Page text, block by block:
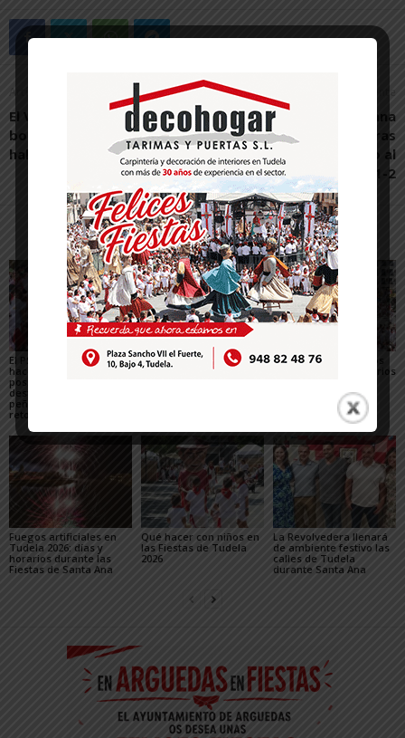
Artículo anterior
El VinoFest reunirá a 17
bodegas navarras en el
hall del Gaztambide
Artículo siguiente
La Peña de Fustiñana
mantiene el liderato tras
ganar este sábado al
Fontellas por 1-2
Artículos relacionados Más del autor
El PSN-PSOE de Tudela
hace un balance
positivo de las fiestas,
destaca el papel de las
peñas y plantea los
retos para mejorarlas
Toquero destaca la
convivencia y la caída
Gigantes y Cabezudos
en Tudela 2026: horarios
Fiestas de Santa Ana
Fuegos artificiales en
Tudela 2026: días y
horarios durante las
Fiestas de Santa Ana
Qué hacer con niños en
las Fiestas de Tudela
2026
La Revolvedera llenará
de ambiente festivo las
calles de Tudela
durante Santa Ana